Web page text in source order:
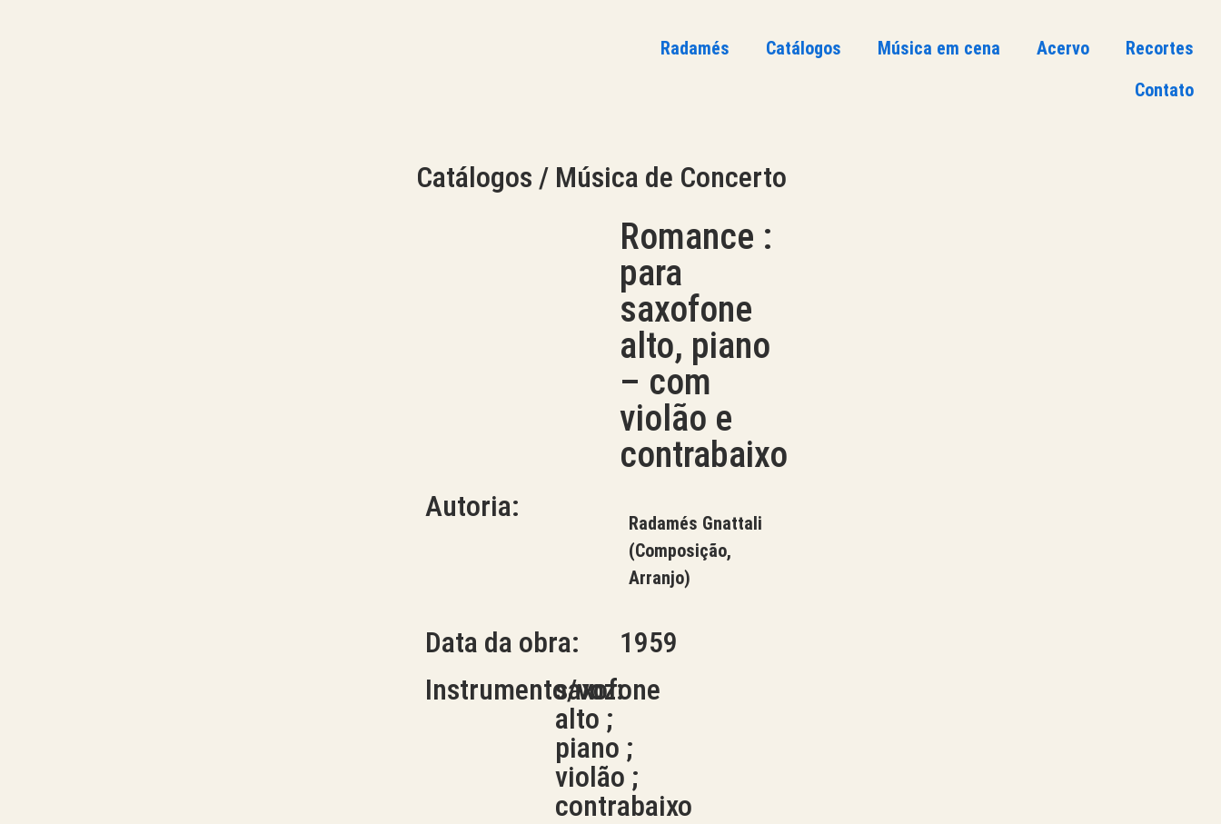
Radamés Catálogos Música em cena Acervo
Recortes
Contato
Catálogos / Música de Concerto
Romance :
para
saxofone
alto, piano
– com
violão e
contrabaixo
Autoria:
Radamés Gnattali
(Composição,
Arranjo)
Data da obra:
1959
Instrumento/voz:
saxofone
alto ;
piano ;
violão ;
contrabaixo